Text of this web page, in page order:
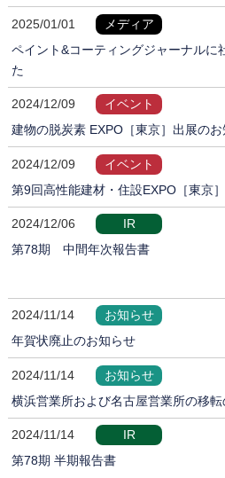
2025/01/01
メディア
ペイント&コーティングジャーナルに
た
2024/12/09
イベント
建物の脱炭素 EXPO［東京］出展の
2024/12/09
イベント
第9回高性能建材・住設EXPO［東京
2024/12/06
IR
第78期 中間年次報告書
2024/11/14
お知らせ
年賀状廃止のお知らせ
2024/11/14
お知らせ
横浜営業所および名古屋営業所の移
2024/11/14
IR
第78期 半期報告書